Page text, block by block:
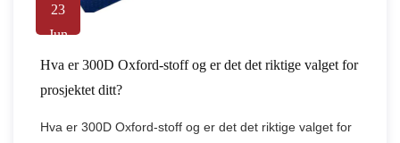
23
Jun
Hva er 300D Oxford-stoff og er det det riktige valget for
prosjektet ditt?
Hva er 300D Oxford-stoff og er det det riktige valget for